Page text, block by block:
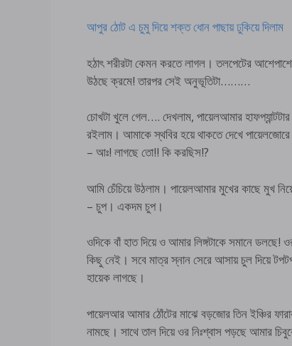
আপুর ঠোট এ চুমু দিয়ে শক্ত ধোন পাছায় ঢুকিয়ে দিলাম
হঠাৎ শরীরটা কেমন করতে লাগল। তলপেটের
উঠছে ক্রমে! তারপর সেই অনুভূতিটা………
চোখটা খুলে গেল…. দেখলাম, পায়েলআমার
রইলাম। আমাকে স্থবির হয়ে থাকতে দেখে পায়েলজোরে
– আঃ! লাগছে তো!! কি করছিস!?
আমি চেঁচিয়ে উঠলাম। পায়েলআমার মুখের কাছে মুখ
– চুপ। একদম চুপ।
ওদিকে বাঁ হাত দিয়ে ও আমার লিঙ্গটাকে সমানে
কিছু নেই। সবে মাত্র স্নান সেরে আসায় চুল দিয়ে
হায়েক লাগছে।
পায়েলআর আমার ঠোঁটের মাঝে বড়জোর তিন ইঞ্চির
নামছে। সাথে তাল দিয়ে ওর নিঃশ্বাস পড়ছে আমার